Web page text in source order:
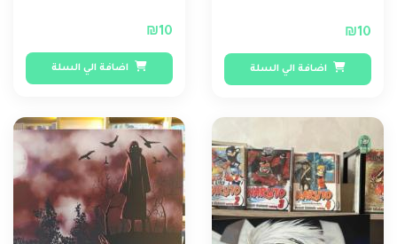
₪10
اضافة الي السلة
₪10
اضافة الي السلة